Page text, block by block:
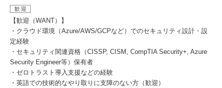
歓迎
【歓迎（WANT）】
・クラウド環境（Azure/AWS/GCPなど）でのセキュリティ設計・設
定経験
・セキュリティ関連資格（CISSP, CISM, CompTIA Security+, Azure
Security Engineer等）保有者
・ゼロトラスト導入支援などの経験
・英語での技術的なやり取りに支障のない方（歓迎）